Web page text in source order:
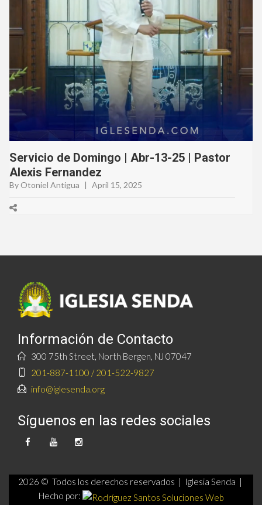
Servicio de Domingo | Abr-13-25 | Pastor
Alexis Fernandez
By Otoniel Antigua | April 15, 2025
Información de Contacto
300 75th Street, North Bergen, NJ 07047
201-887-1100 / 201-522-9827
info@iglesenda.org
Síguenos en las redes sociales
2026 © Todos los derechos reservados | Iglesia Senda |
Hecho por: